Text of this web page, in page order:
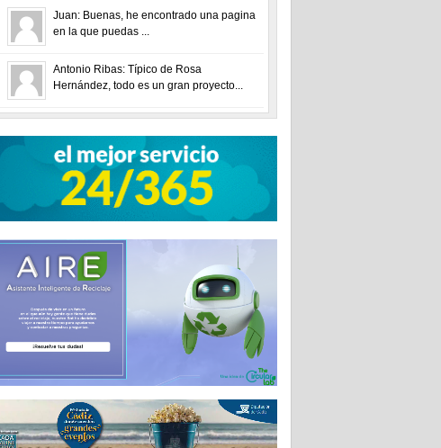
Juan: Buenas, he encontrado una pagina
en la que puedas ...
Antonio Ribas: Típico de Rosa
Hernández, todo es un gran proyecto...